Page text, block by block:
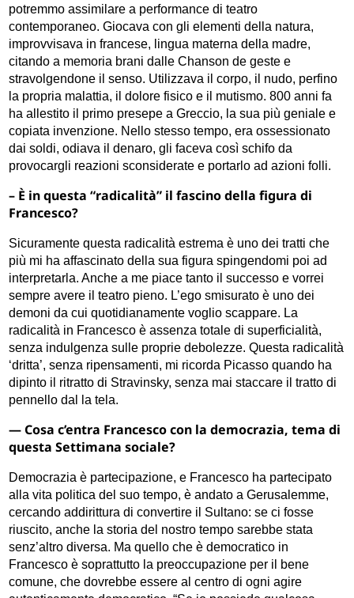
potremmo assimilare a performance di teatro
contemporaneo. Giocava con gli elementi della natura,
improvvisava in francese, lingua materna della madre,
citando a memoria brani dalle Chanson de geste e
stravolgendone il senso. Utilizzava il corpo, il nudo, perfino
la propria malattia, il dolore fisico e il mutismo. 800 anni fa
ha allestito il primo presepe a Greccio, la sua più geniale e
copiata invenzione. Nello stesso tempo, era ossessionato
dai soldi, odiava il denaro, gli faceva così schifo da
provocargli reazioni sconsiderate e portarlo ad azioni folli.
– È in questa “radicalità” il fascino della figura di
Francesco?
Sicuramente questa radicalità estrema è uno dei tratti che
più mi ha affascinato della sua figura spingendomi poi ad
interpretarla. Anche a me piace tanto il successo e vorrei
sempre avere il teatro pieno. L’ego smisurato è uno dei
demoni da cui quotidianamente voglio scappare. La
radicalità in Francesco è assenza totale di superficialità,
senza indulgenza sulle proprie debolezze. Questa radicalità
‘dritta’, senza ripensamenti, mi ricorda Picasso quando ha
dipinto il ritratto di Stravinsky, senza mai staccare il tratto di
pennello dal la tela.
— Cosa c’entra Francesco con la democrazia, tema di
questa Settimana sociale?
Democrazia è partecipazione, e Francesco ha partecipato
alla vita politica del suo tempo, è andato a Gerusalemme,
cercando addirittura di convertire il Sultano: se ci fosse
riuscito, anche la storia del nostro tempo sarebbe stata
senz’altro diversa. Ma quello che è democratico in
Francesco è soprattutto la preoccupazione per il bene
comune, che dovrebbe essere al centro di ogni agire